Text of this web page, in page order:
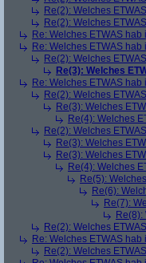
Re(2): Welches
Re(2): Welches
Re: Welches ETWAS hab
Re: Welches ETWAS hab
Re(2): Welches
Re(3): Welches
Re: Welches ETWAS hab
Re(2): Welches
Re(3): Welches
Re(4): Welches
Re(2): Welches
Re(3): Welches
Re(3): Welches
Re(4): Welches
Re(5):
Re(6):
Re(7):
Re(8):
Re(2): Welches
Re: Welches ETWAS hab
Re(2): Welches